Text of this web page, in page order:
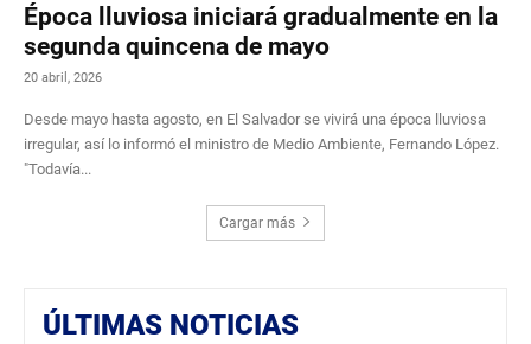
Época lluviosa iniciará gradualmente en la
segunda quincena de mayo
20 abril, 2026
Desde mayo hasta agosto, en El Salvador se vivirá una época lluviosa
irregular, así lo informó el ministro de Medio Ambiente, Fernando López.
"Todavía...
Cargar más
ÚLTIMAS NOTICIAS